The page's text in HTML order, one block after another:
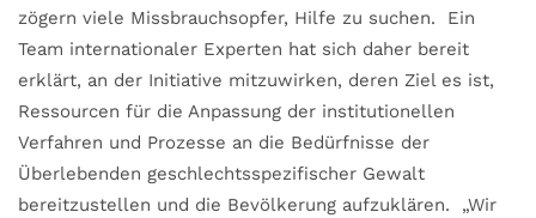
zögern viele Missbrauchsopfer, Hilfe zu suchen. Ein
Team internationaler Experten hat sich daher bereit
erklärt, an der Initiative mitzuwirken, deren Ziel es ist,
Ressourcen für die Anpassung der institutionellen
Verfahren und Prozesse an die Bedürfnisse der
Überlebenden geschlechtsspezifischer Gewalt
bereitzustellen und die Bevölkerung aufzuklären. „Wir